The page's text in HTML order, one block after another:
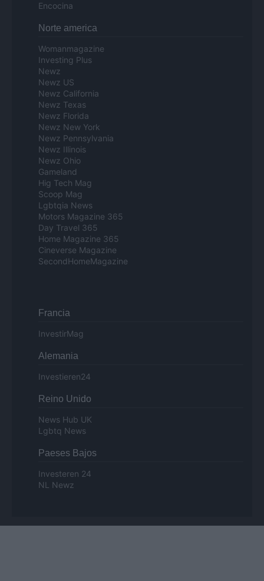
Encocina
Norte america
Womanmagazine
Investing Plus
Newz
Newz US
Newz California
Newz Texas
Newz Florida
Newz New York
Newz Pennsylvania
Newz Illinois
Newz Ohio
Gameland
Hig Tech Mag
Scoop Mag
Lgbtqia News
Motors Magazine 365
Day Travel 365
Home Magazine 365
Cineverse Magazine
SecondHomeMagazine
Francia
InvestirMag
Alemania
Investieren24
Reino Unido
News Hub UK
Lgbtq News
Paeses Bajos
Investeren 24
NL Newz